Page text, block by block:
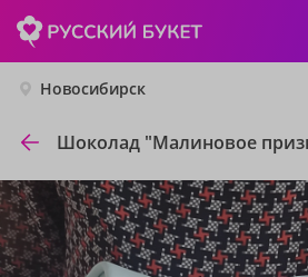
Новосибирск
Шоколад "Малиновое